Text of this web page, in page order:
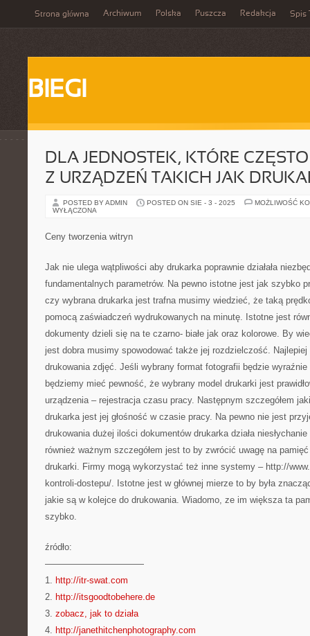
Strona główna Archiwum Polska Puszcza Redakcja Spis
BIEGI
DLA JEDNOSTEK, KTÓRE
Z URZĄDZEŃ TAKICH JAK
POSTED BY ADMIN POSTED ON SIE - 3 - 2025
MOŻLIWOŚĆ
WYŁĄCZONA
Ceny tworzenia witryn
Jak nie ulega wątpliwości aby drukarka poprawnie działała
fundamentalnych parametrów. Na pewno istotne jest jak szybko
czy wybrana drukarka jest trafna musimy wiedzieć, że taką
pomocą zaświadczeń wydrukowanych na minutę. Istotne jest
dokumenty dzieli się na te czarno- białe jak oraz kolorowe. By
jest dobra musimy spowodować także jej rozdzielczość.
drukowania zdjęć. Jeśli wybrany format fotografii będzie
będziemy mieć pewność, że wybrany model drukarki jest
urządzenia – rejestracja czasu pracy. Następnym szczegółem
drukarka jest jej głośność w czasie pracy. Na pewno nie jest
drukowania dużej ilości dokumentów drukarka działa
również ważnym szczegółem jest to by zwrócić uwagę na
drukarki. Firmy mogą wykorzystać też inne systemy – http://
kontroli-dostepu/. Istotne jest w głównej mierze to by była
jakie są w kolejce do drukowania. Wiadomo, ze im większa ta
szybko.
źródło:
———————————
1. http://itr-swat.com
2. http://itsgoodtobehere.de
3. zobacz, jak to działa
4. http://janethitchenphotography.com